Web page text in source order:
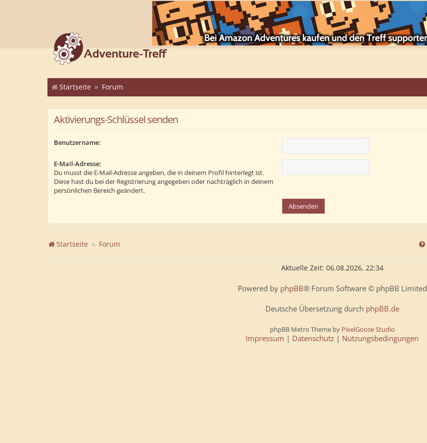
Startseite Forum
Aktivierungs-Schlüssel senden
Benutzername:
E-Mail-Adresse:
Du musst die E-Mail-Adresse angeben, die in deinem Profil hinterlegt ist.
Diese hast du bei der Registrierung angegeben oder nachträglich in deinem
persönlichen Bereich geändert.
Startseite Forum
Aktuelle Zeit: 06.08.2026, 22:34
Powered by phpBB® Forum Software © phpBB Limited
Deutsche Übersetzung durch phpBB.de
phpBB Metro Theme by PixelGoose Studio
Impressum | Datenschutz | Nutzungsbedingungen